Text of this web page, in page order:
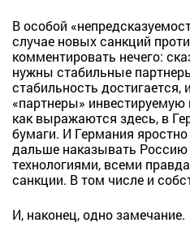
В особой
случае новых санкций
комментировать нечего:
нужны стабильные
стабильность достигается,
«партнеры»
как выражаются здесь, в
бумаги. И Германия
дальше наказывать Россию
технологиями, всеми
санкции. В том числе и
И, наконец, одно замечание.